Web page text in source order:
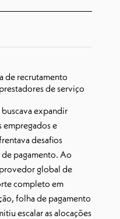
de recrutamento
de serviço
buscava expandir
empregados e
desafios
pagamento. Ao
provedor global de
completo em
folha de pagamento
escalar as alocações